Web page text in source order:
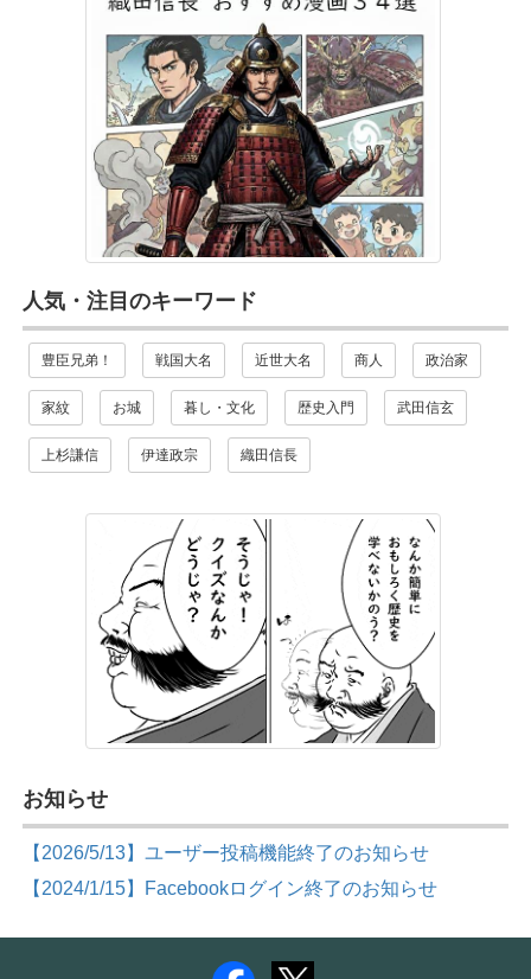
人気・注目のキーワード
豊臣兄弟！ 戦国大名 近世大名 商人 政治家
家紋 お城 暮し・文化 歴史入門 武田信玄
上杉謙信 伊達政宗 織田信長
お知らせ
【2026/5/13】ユーザー投稿機能終了のお知らせ
【2024/1/15】Facebookログイン終了のお知らせ